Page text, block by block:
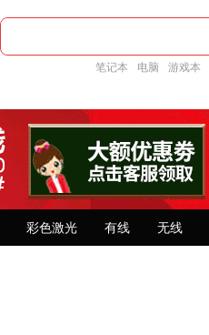
笔记本 电脑 游戏本
彩色激光 有线 无线